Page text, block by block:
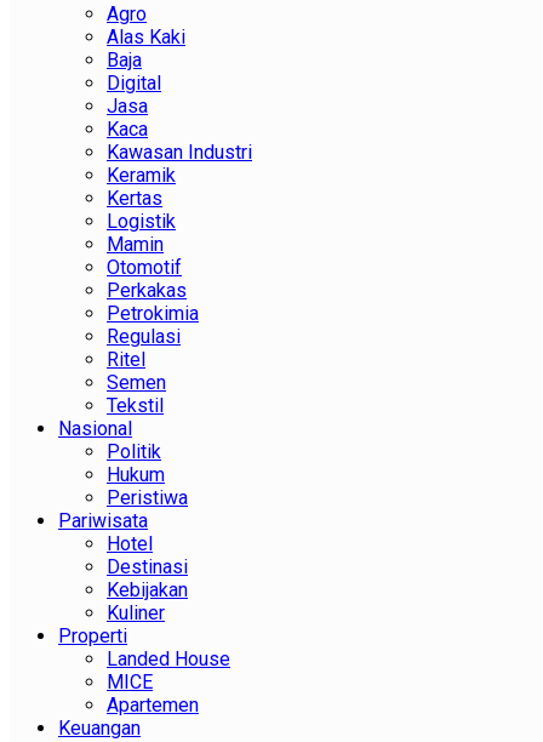
Agro
Alas Kaki
Baja
Digital
Jasa
Kaca
Kawasan Industri
Keramik
Kertas
Logistik
Mamin
Otomotif
Perkakas
Petrokimia
Regulasi
Ritel
Semen
Tekstil
Nasional
Politik
Hukum
Peristiwa
Pariwisata
Hotel
Destinasi
Kebijakan
Kuliner
Properti
Landed House
MICE
Apartemen
Keuangan